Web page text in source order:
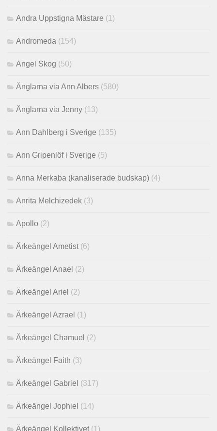
Andra Uppstigna Mästare (1)
Andromeda (154)
Angel Skog (50)
Änglarna via Ann Albers (580)
Änglarna via Jenny (13)
Ann Dahlberg i Sverige (135)
Ann Gripenlöf i Sverige (5)
Anna Merkaba (kanaliserade budskap) (4)
Anrita Melchizedek (3)
Apollo (2)
Ärkeängel Ametist (6)
Ärkeängel Anael (2)
Ärkeängel Ariel (2)
Ärkeängel Azrael (1)
Ärkeängel Chamuel (2)
Ärkeängel Faith (3)
Ärkeängel Gabriel (317)
Ärkeängel Jophiel (14)
Ärkeängel Kollektivet (1)